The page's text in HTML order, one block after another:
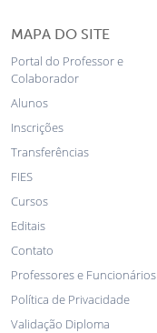
MAPA DO SITE
Portal do Professor e
Colaborador
Alunos
Inscrições
Transferências
FIES
Cursos
Editais
Contato
Professores e Funcionários
Política de Privacidade
Validação Diploma